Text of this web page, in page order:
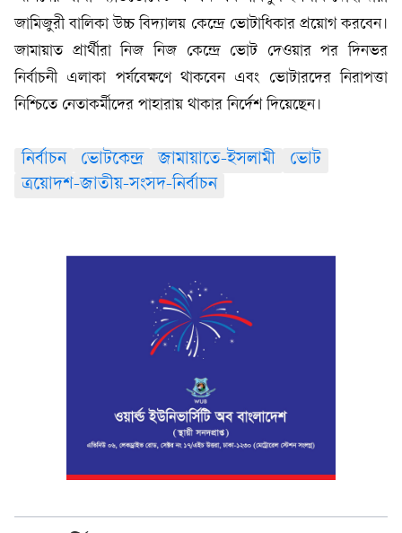
জামিজুরী বালিকা উচ্চ বিদ্যালয় কেন্দ্রে ভোটাধিকার প্রয়োগ করবেন।
জামায়াত প্রার্থীরা নিজ নিজ কেন্দ্রে ভোট দেওয়ার পর দিনভর
নির্বাচনী এলাকা পর্যবেক্ষণে থাকবেন এবং ভোটারদের নিরাপত্তা
নিশ্চিতে নেতাকর্মীদের পাহারায় থাকার নির্দেশ দিয়েছেন।
নির্বাচন ভোটকেন্দ্র জামায়াতে-ইসলামী
ভোট
ত্রয়োদশ-জাতীয়-সংসদ-নির্বাচন